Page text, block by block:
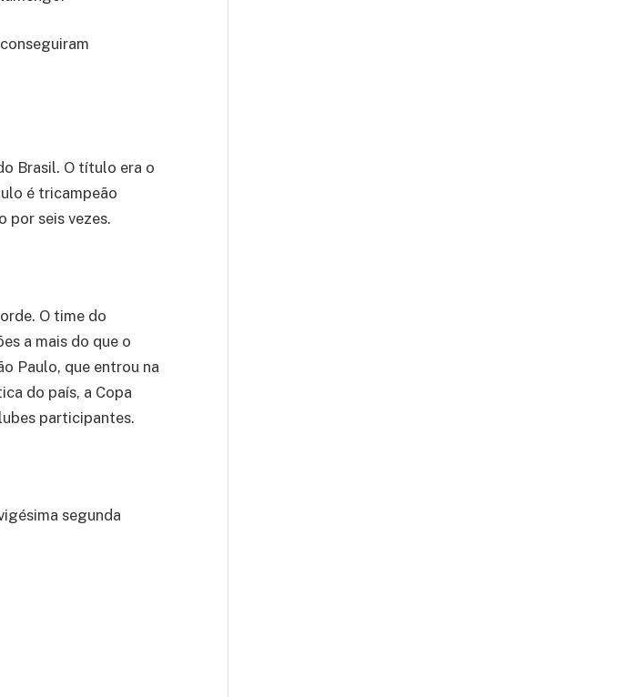
Brasil. O título era o
é tricampeão
por seis vezes.
O time do
a mais do que o
Paulo, que entrou na
do país, a Copa
participantes.
segunda